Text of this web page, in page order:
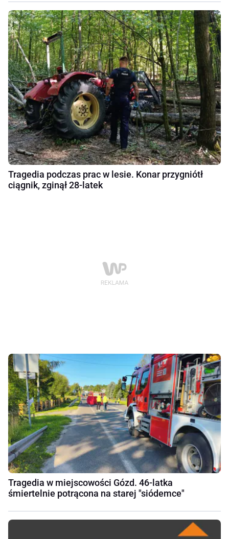
Tragedia podczas prac w lesie. Konar przygniótł
ciągnik, zginął 28-latek
Tragedia w miejscowości Gózd. 46-latka
śmiertelnie potrącona na starej "siódemce"